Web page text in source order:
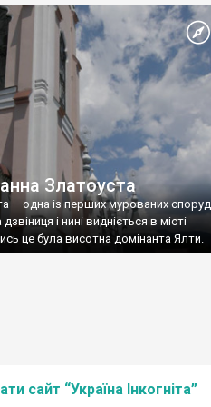
Златоуста
– одна із перших мурованих споруд
і нині видніється в місті
це була висотна домінанта Ялти.
сайт “Україна Інкогніта”